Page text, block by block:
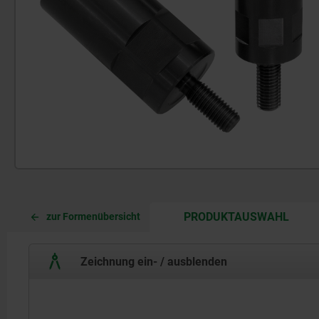
zur Formenübersicht PRODUKTAUSWAHL
Zeichnung ein- / ausblenden